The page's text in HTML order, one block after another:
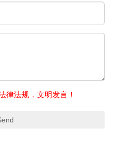
律法规，文明发言！